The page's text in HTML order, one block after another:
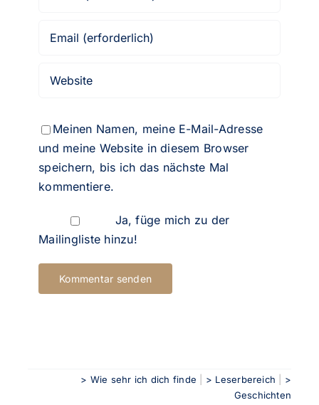
Meinen Namen, meine E-Mail-Adresse
und meine Website in diesem Browser
speichern, bis ich das nächste Mal
kommentiere.
Ja, füge mich zu der
Mailingliste hinzu!
> Wie sehr ich dich finde > Leserbereich
>
Geschichten